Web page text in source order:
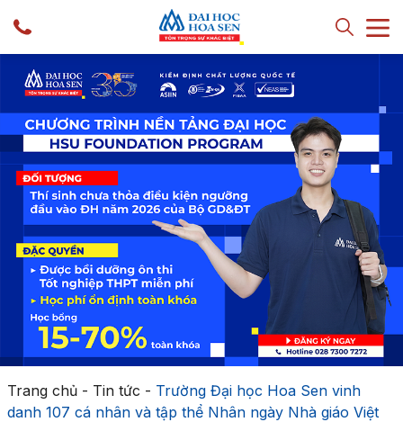
Trang chủ- Tin tức - Trường Đại học Hoa Sen vinh
danh 107 cá nhân và tập thể Nhân ngày Nhà giáo Việt